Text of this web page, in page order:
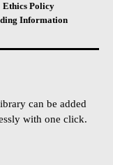
Ethics Policy
Information
can be added
with one click.